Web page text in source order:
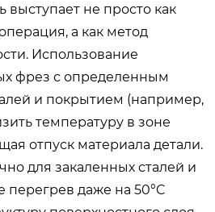
не просто как
а как метод
Использование
фрез с определенным
и покрытием (например,
температуру в зоне
отпуск материала детали.
для закаленных сталей и
перегрев даже на 50°C